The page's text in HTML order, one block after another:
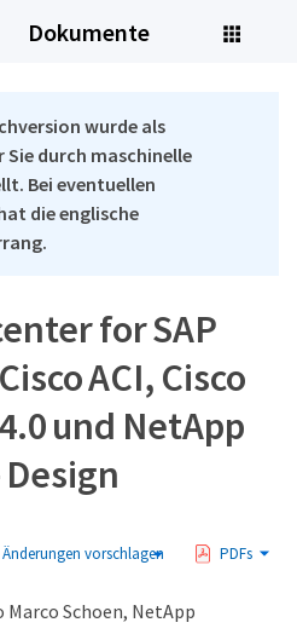
Dokumente
wurde als
durch maschinelle
Bei eventuellen
die englische
for SAP
ACI, Cisco
und NetApp
Design
Änderungen vorschlagen PDFs
Schoen, NetApp